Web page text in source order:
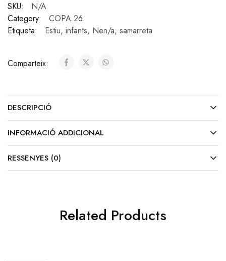
SKU:
N/A
Category:
COPA 26
Etiqueta:
Estiu, infants, Nen/a, samarreta
Comparteix:
DESCRIPCIÓ
INFORMACIÓ ADDICIONAL
RESSENYES (0)
Related Products